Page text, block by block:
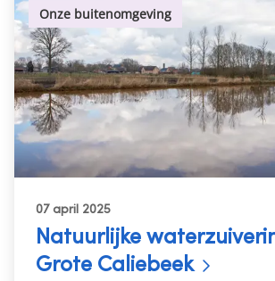
Natuurlijke
Grote Caliebeek
07 april 2025
Onze buitenomgeving